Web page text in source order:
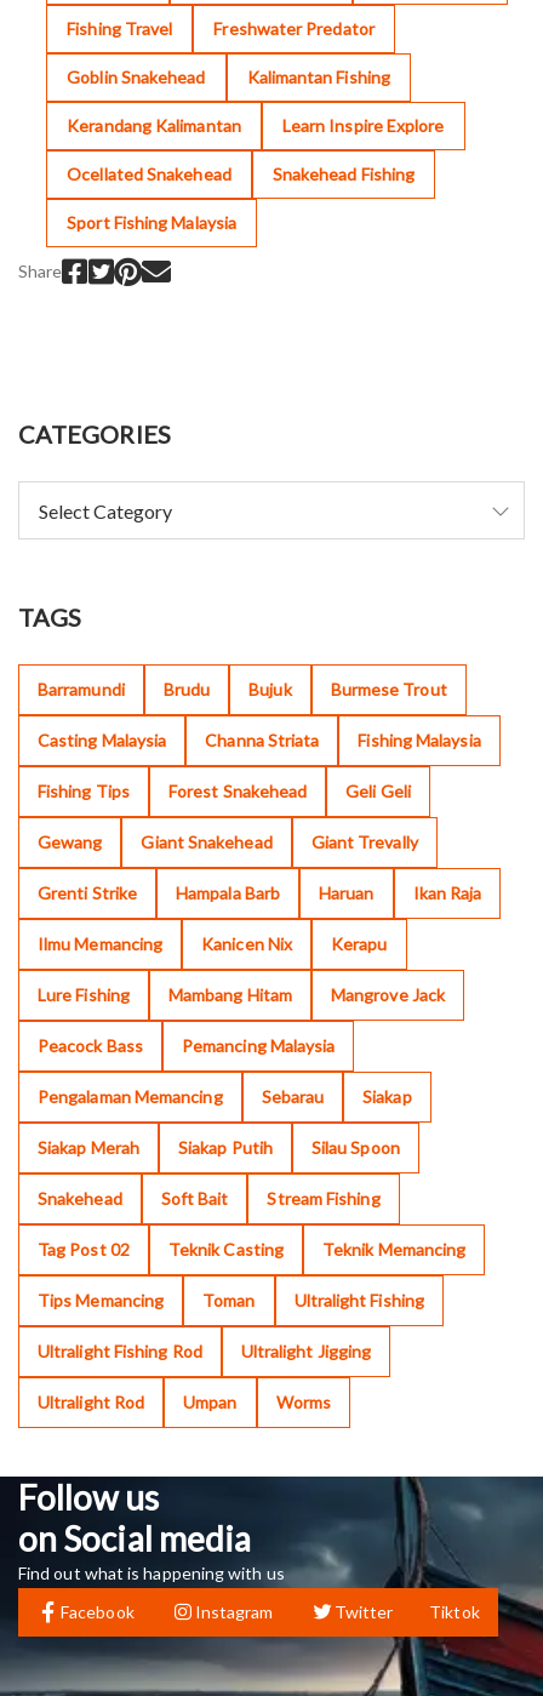
Fishing Travel Freshwater Predator
Goblin Snakehead Kalimantan Fishing
Kerandang Kalimantan Learn Inspire Explore
Ocellated Snakehead Snakehead Fishing
Sport Fishing Malaysia
Share
CATEGORIES
TAGS
Barramundi Brudu Bujuk Burmese Trout
Casting Malaysia Channa Striata Fishing Malaysia
Fishing Tips Forest Snakehead Geli Geli
Gewang Giant Snakehead Giant Trevally
Grenti Strike Hampala Barb Haruan Ikan Raja
Ilmu Memancing Kanicen Nix Kerapu
Lure Fishing Mambang Hitam Mangrove Jack
Peacock Bass Pemancing Malaysia
Pengalaman Memancing Sebarau Siakap
Siakap Merah Siakap Putih Silau Spoon
Snakehead Soft Bait Stream Fishing
Tag Post 02 Teknik Casting Teknik Memancing
Tips Memancing Toman Ultralight Fishing
Ultralight Fishing Rod Ultralight Jigging
Ultralight Rod Umpan Worms
Follow us
on Social media
Find out what is happening with us
Facebook
Instagram Twitter Tiktok